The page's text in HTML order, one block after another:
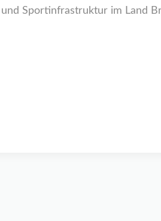
Sportinfrastruktur im Land